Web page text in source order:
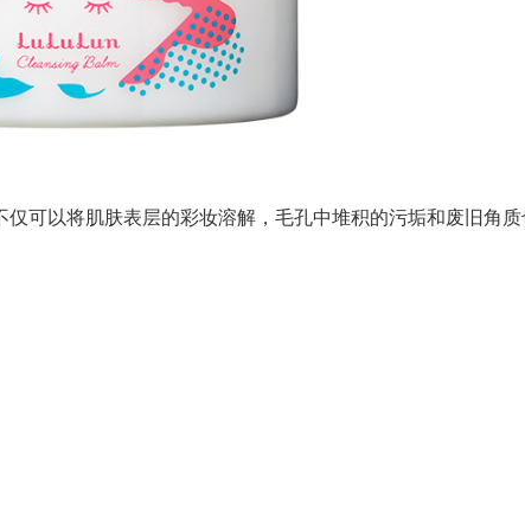
以将肌肤表层的彩妆溶解，毛孔中堆积的污垢和废旧角质